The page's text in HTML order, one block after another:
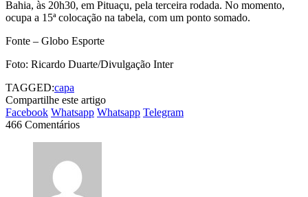
Bahia, às 20h30, em Pituaçu, pela terceira rodada. No momento,
ocupa a 15ª colocação na tabela, com um ponto somado.
Fonte – Globo Esporte
Foto: Ricardo Duarte/Divulgação Inter
TAGGED:capa
Compartilhe este artigo
Facebook Whatsapp Whatsapp Telegram
466 Comentários